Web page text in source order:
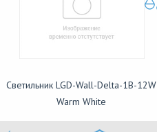
Светильник LGD-Wall-Delta-1B-12W
Warm White